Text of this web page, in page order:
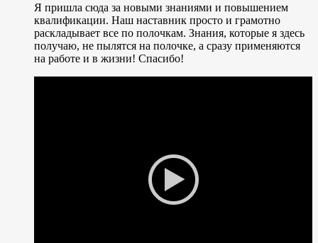
Я пришла сюда за новыми знаниями и повышением
квалификации. Наш наставник просто и грамотно
раскладывает все по полочкам. Знания, которые я здесь
получаю, не пылятся на полочке, а сразу применяются
на работе и в жизни! Спасибо!